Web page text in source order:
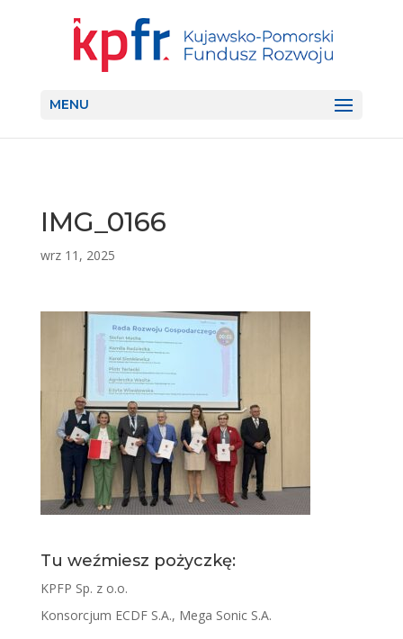
MENU
IMG_0166
wrz 11, 2025
Tu weźmiesz pożyczkę:
KPFP Sp. z o.o.
Konsorcjum ECDF S.A., Mega Sonic S.A.